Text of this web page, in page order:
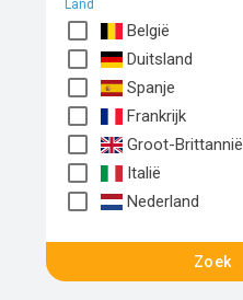
Land
België
Duitsland
Spanje
Frankrijk
Groot-Brittannië
Italië
Nederland
Zoek